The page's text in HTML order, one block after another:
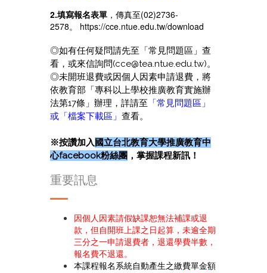
2.填寫報名表單 ，傳真至(02)2736-
2578。 https://cce.ntue.edu.tw/download
◎如有任何疑問請先至「常見問題區」查
看，或來信詢問(cce@tea.ntue.edu.tw)。
◎未開班退費或因個人因素申請退費，將
依教育部「專科以上學校推廣教育實施辦
法第17條」辦理，詳請至 「 常見問題區 」
或「 檔案下載區 」 查看。
※按讚加入國立台北教育大學推廣教育中
心facebook粉絲團 ，掌握課程新訊！
重要訊息
因個人因素請假缺課恕無法補課或退
款，但自開班上課之日起算，未逾全期
三分之一申請退費者，退還學費半數，
報名費不退還。
本課程報名系統自動產生之繳費單金額